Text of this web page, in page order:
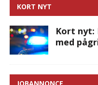
KORT NYT
Kort nyt:
med
JOBANNONCE